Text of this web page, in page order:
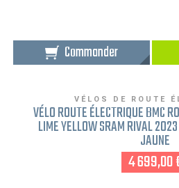
Commander
VÉLOS DE ROUTE
VÉLO ROUTE ÉLECTRIQUE BMC
LIME YELLOW SRAM RIVAL
JAUNE
4 699,00